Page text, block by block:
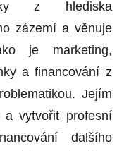
z hlediska
zázemí a věnuje
je marketing,
a financování z
Jejím
vytvořit profesní
dalšího